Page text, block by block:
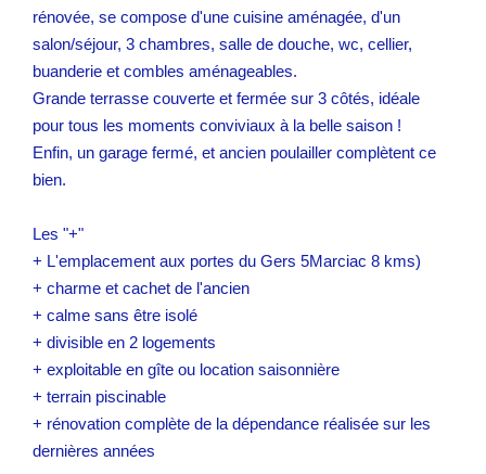
rénovée, se compose d'une cuisine aménagée, d'un
salon/séjour, 3 chambres, salle de douche, wc, cellier,
buanderie et combles aménageables.
Grande terrasse couverte et fermée sur 3 côtés, idéale
pour tous les moments conviviaux à la belle saison !
Enfin, un garage fermé, et ancien poulailler complètent ce
bien.
Les "+"
+ L'emplacement aux portes du Gers 5Marciac 8 kms)
+ charme et cachet de l'ancien
+ calme sans être isolé
+ divisible en 2 logements
+ exploitable en gîte ou location saisonnière
+ terrain piscinable
+ rénovation complète de la dépendance réalisée sur les
dernières années